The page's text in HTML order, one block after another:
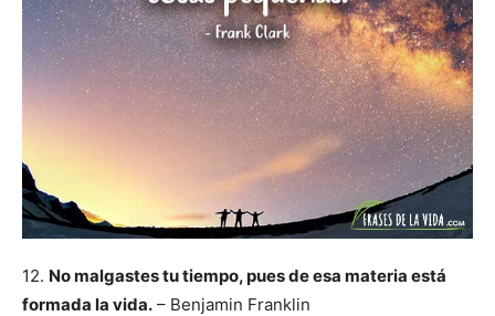
12. No malgastes tu tiempo, pues de esa materia está
formada la vida. – Benjamin Franklin